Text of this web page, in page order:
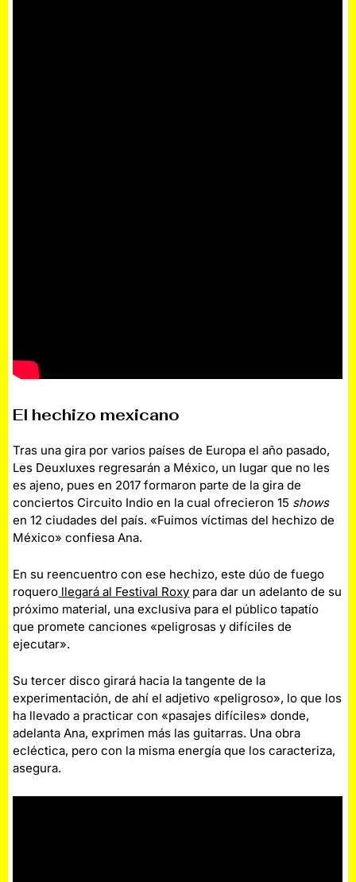
El hechizo mexicano
Tras una gira por varios países de Europa el año pasado,
Les Deuxluxes regresarán a México, un lugar que no les
es ajeno, pues en 2017 formaron parte de la gira de
conciertos Circuito Indio en la cual ofrecieron 15 shows
en 12 ciudades del país. «Fuimos víctimas del hechizo de
México» confiesa Ana.
En su reencuentro con ese hechizo, este dúo de fuego
roquero llegará al Festival Roxy para dar un adelanto de su
próximo material, una exclusiva para el público tapatío
que promete canciones «peligrosas y difíciles de
ejecutar».
Su tercer disco girará hacia la tangente de la
experimentación, de ahí el adjetivo «peligroso», lo que los
ha llevado a practicar con «pasajes difíciles» donde,
adelanta Ana, exprimen más las guitarras. Una obra
ecléctica, pero con la misma energía que los caracteriza,
asegura.